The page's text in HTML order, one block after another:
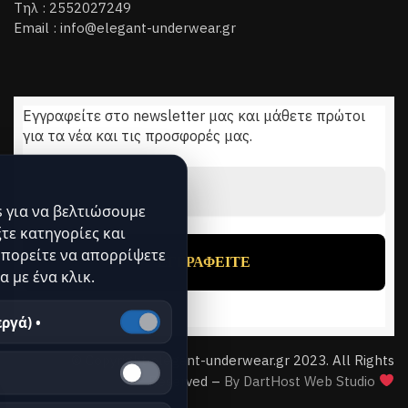
Τηλ : 2552027249
Email : info@elegant-underwear.gr
Εγγραφείτε στο newsletter μας και μάθετε πρώτοι
για τα νέα και τις προσφορές μας.
*
© Copyright elegant-underwear.gr 2023. All Rights
Reserved – By DartHost Web Studio
να βελτιώσουμε
κατηγορίες και
να απορρίψετε
με ένα κλικ.
•